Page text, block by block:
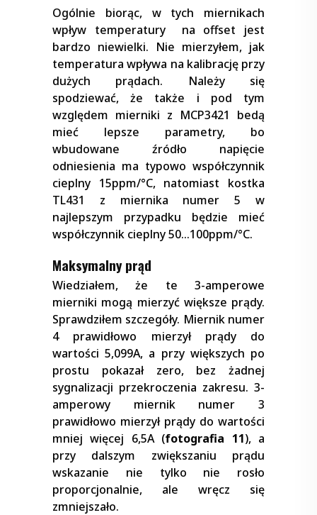
Ogólnie biorąc, w tych miernikach
wpływ temperatury na offset jest
bardzo niewielki. Nie mierzyłem, jak
temperatura wpływa na kalibrację przy
dużych prądach. Należy się
spodziewać, że także i pod tym
względem mierniki z MCP3421 bedą
mieć lepsze parametry, bo
wbudowane źródło napięcie
odniesienia ma typowo współczynnik
cieplny 15ppm/°C, natomiast kostka
TL431 z miernika numer 5 w
najlepszym przypadku będzie mieć
współczynnik cieplny 50…100ppm/°C.
Maksymalny prąd
Wiedziałem, że te 3-amperowe
mierniki mogą mierzyć większe prądy.
Sprawdziłem szczegóły. Miernik numer
4 prawidłowo mierzył prądy do
wartości 5,099A, a przy większych po
prostu pokazał zero, bez żadnej
sygnalizacji przekroczenia zakresu. 3-
amperowy miernik numer 3
prawidłowo mierzył prądy do wartości
mniej więcej 6,5A (fotografia 11), a
przy dalszym zwiększaniu prądu
wskazanie nie tylko nie rosło
proporcjonalnie, ale wręcz się
zmniejszało.